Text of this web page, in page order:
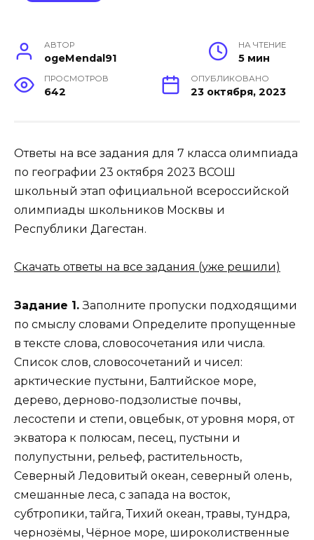
АВТОР
ogeMendal91
НА ЧТЕНИЕ
5 мин
ПРОСМОТРОВ
642
ОПУБЛИКОВАНО
23 октября, 2023
Ответы на все задания для 7 класса олимпиада
по географии 23 октября 2023 ВСОШ
школьный этап официальной всероссийской
олимпиады школьников Москвы и
Республики Дагестан.
Скачать ответы на все задания (уже решили)
Задание 1.Заполните пропуски подходящими
по смыслу словами Определите пропущенные
в тексте слова, словосочетания или числа.
Список слов, словосочетаний и чисел:
арктические пустыни, Балтийское море,
дерево, дерново-подзолистые почвы,
лесостепи и степи, овцебык, от уровня моря, от
экватора к полюсам, песец, пустыни и
полупустыни, рельеф, растительность,
Северный Ледовитый океан, северный олень,
смешанные леса, с запада на восток,
субтропики, тайга, Тихий океан, травы, тундра,
чернозёмы, Чёрное море, широколиственные